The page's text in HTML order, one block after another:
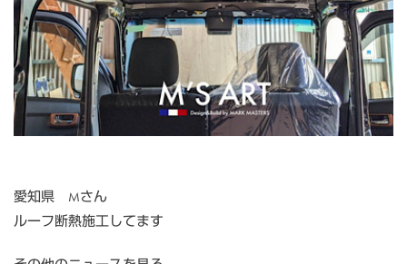
愛知県 Mさん
ルーフ断熱施工してます